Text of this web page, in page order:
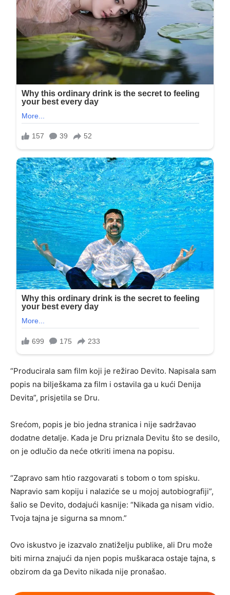
“Producirala sam film koji je režirao Devito. Napisala sam
popis na bilješkama za film i ostavila ga u kući Denija
Devita”, prisjetila se Dru.
Srećom, popis je bio jedna stranica i nije sadržavao
dodatne detalje. Kada je Dru priznala Devitu što se desilo,
on je odlučio da neće otkriti imena na popisu.
“Zapravo sam htio razgovarati s tobom o tom spisku.
Napravio sam kopiju i nalaziće se u mojoj autobiografiji”,
šalio se Devito, dodajući kasnije: “Nikada ga nisam vidio.
Tvoja tajna je sigurna sa mnom.”
Ovo iskustvo je izazvalo znatiželju publike, ali Dru može
biti mirna znajući da njen popis muškaraca ostaje tajna, s
obzirom da ga Devito nikada nije pronašao.